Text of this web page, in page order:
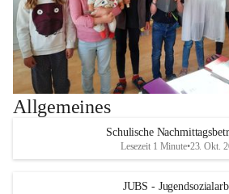
Allgemeines
Schulische
Lesezeit 1 Minute•23. Okt.
JUBS -